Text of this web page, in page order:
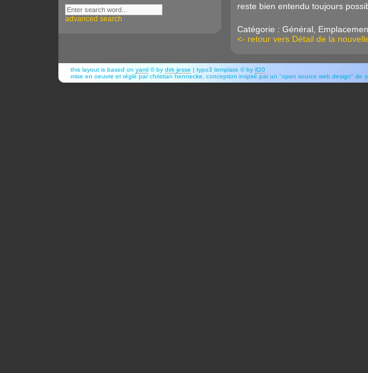
advanced search
reste bien entendu toujours
Catégorie : Général,
<- retour vers Détail de la
this layout is based onyaml © bydirk jesse | typo3 template © byif20
mise en oeuvre et réglé par christian hennecke, conception inspiré par un "open source web design" de